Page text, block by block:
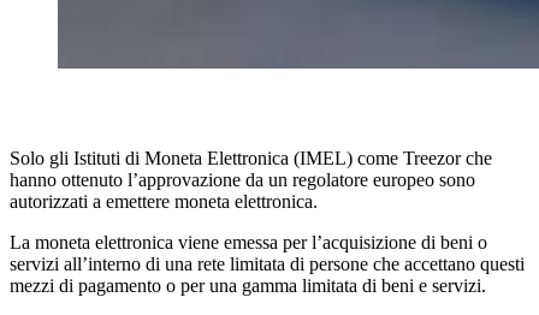
Solo gli Istituti di Moneta Elettronica (IMEL) come Treezor che
hanno ottenuto l’approvazione da un regolatore europeo sono
autorizzati a emettere moneta elettronica.
La moneta elettronica viene emessa per l’acquisizione di beni o
servizi all’interno di una rete limitata di persone che accettano questi
mezzi di pagamento o per una gamma limitata di beni e servizi.